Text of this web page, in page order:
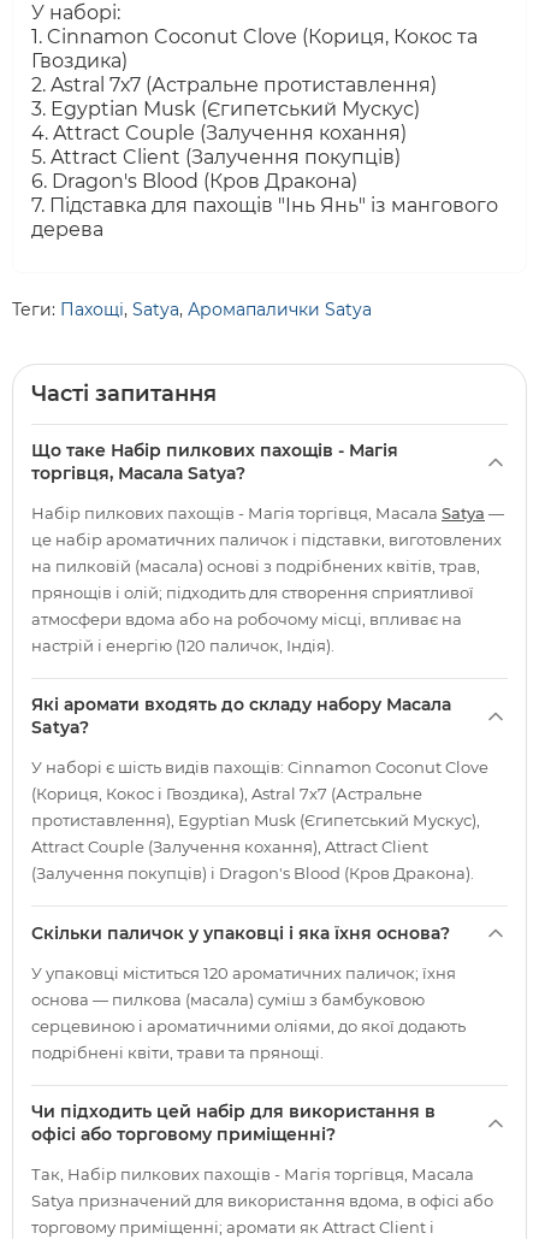
У наборі:
1. Cinnamon Coconut Clove (Кориця, Кокос та
Гвоздика)
2. Astral 7х7 (Астральне протиставлення)
3. Egyptian Musk (Єгипетський Мускус)
4. Attract Couple (Залучення кохання)
5. Attract Client (Залучення покупців)
6. Dragon's Blood (Кров Дракона)
7. Підставка для пахощів "Інь Янь" із мангового
дерева
Теги: Пахощі, Satya, Аромапалички Satya
Часті запитання
Що таке Набір пилкових пахощів - Магія
торгівця, Масала Satya?
Набір пилкових пахощів - Магія торгівця, Масала Satya —
це набір ароматичних паличок і підставки, виготовлених
на пилковій (масала) основі з подрібнених квітів, трав,
прянощів і олій; підходить для створення сприятливої
атмосфери вдома або на робочому місці, впливає на
настрій і енергію (120 паличок, Індія).
Які аромати входять до складу набору Масала
Satya?
У наборі є шість видів пахощів: Cinnamon Coconut Clove
(Кориця, Кокос і Гвоздика), Astral 7х7 (Астральне
протиставлення), Egyptian Musk (Єгипетський Мускус),
Attract Couple (Залучення кохання), Attract Client
(Залучення покупців) і Dragon's Blood (Кров Дракона).
Скільки паличок у упаковці і яка їхня основа?
У упаковці міститься 120 ароматичних паличок; їхня
основа — пилкова (масала) суміш з бамбуковою
серцевиною і ароматичними оліями, до якої додають
подрібнені квіти, трави та прянощі.
Чи підходить цей набір для використання в
офісі або торговому приміщенні?
Так, Набір пилкових пахощів - Магія торгівця, Масала
Satya призначений для використання вдома, в офісі або
торговому приміщенні; аромати як Attract Client і